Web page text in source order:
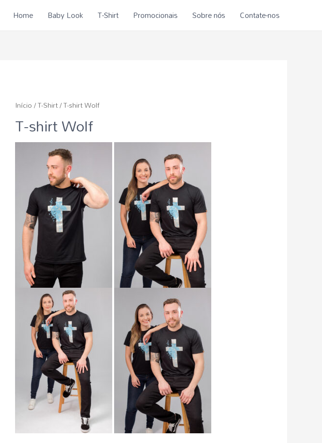
Home Baby Look T-Shirt Promocionais Sobre nós Contate-nos
Início/T-Shirt/ T-shirt Wolf
T-shirt Wolf